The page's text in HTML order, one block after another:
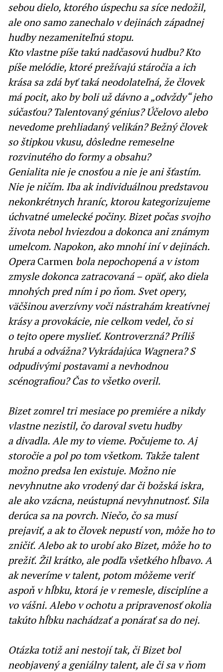
sebou dielo, ktorého úspechu sa síce nedožil,
ale ono samo zanechalo v dejinách západnej
hudby nezameniteľnú stopu.
Kto vlastne píše takú nadčasovú hudbu? Kto
píše melódie, ktoré prežívajú stáročia a ich
krása sa zdá byť taká neodolateľná, že človek
má pocit, ako by boli už dávno a „odvždy“ jeho
súčasťou? Talentovaný génius? Účelovo alebo
nevedome prehliadaný velikán? Bežný človek
so štipkou vkusu, dôsledne remeselne
rozvinutého do formy a obsahu?
Genialita nie je cnosťou a nie je ani šťastím.
Nie je ničím. Iba ak individuálnou predstavou
nekonkrétnych hraníc, ktorou kategorizujeme
úchvatné umelecké počiny. Bizet počas svojho
života nebol hviezdou a dokonca ani známym
umelcom. Napokon, ako mnohí iní v dejinách.
OperaCarmen bola nepochopená a v istom
zmysle dokonca zatracovaná – opäť, ako diela
mnohých pred ním i po ňom. Svet opery,
väčšinou averzívny voči nástrahám kreatívnej
krásy a provokácie, nie celkom vedel, čo si
o tejto opere myslieť. Kontroverzná? Príliš
hrubá a odvážna? Vykrádajúca Wagnera? S
odpudivými postavami a nevhodnou
scénografiou? Čas to všetko overil.
Bizet zomrel tri mesiace po premiére a nikdy
vlastne nezistil, čo daroval svetu hudby
a divadla. Ale my to vieme. Počujeme to. Aj
storočie a pol po tom všetkom. Takže talent
možno predsa len existuje. Možno nie
nevyhnutne ako vrodený dar či božská iskra,
ale ako vzácna, neústupná nevyhnutnosť. Sila
derúca sa na povrch. Niečo, čo sa musí
prejaviť, a ak to človek nepustí von, môže ho to
zničiť. Alebo ak to urobí ako Bizet, môže ho to
prežiť. Žil krátko, ale podľa všetkého hĺbavo. A
ak neveríme v talent, potom môžeme veriť
aspoň v hĺbku, ktorá je v remesle, disciplíne a
vo vášni. Alebo v ochotu a pripravenosť okolia
takúto hĺbku nachádzať a ponárať sa do nej.
Otázka totiž ani nestojí tak, či Bizet bol
neobjavený a geniálny talent, ale či sa v ňom